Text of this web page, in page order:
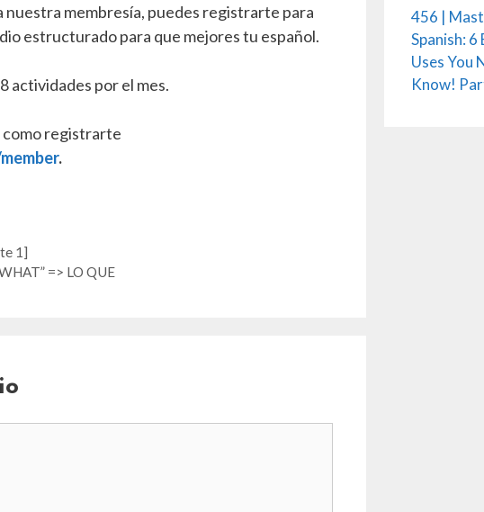
nuestra membresía, puedes registrarte para
estructurado para que mejores tu español.
actividades por el mes.
como registrarte
.
1]
=> LO QUE
456 |
Spanish: 6
Uses You
Know!